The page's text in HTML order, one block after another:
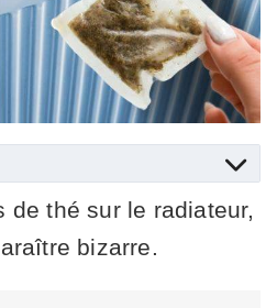
de thé sur le radiateur,
bizarre.